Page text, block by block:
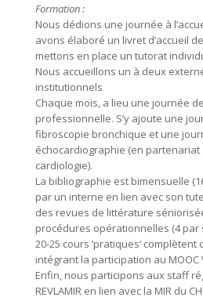
Formation :
Nous dédions une journée à
avons élaboré un livret d’accueil
mettons en place un tutorat
Nous accueillons un à deux
institutionnels
Chaque mois, a lieu une journée
professionnelle. S’y ajoute une
fibroscopie bronchique et une
échocardiographie (en partenariat
cardiologie).
La bibliographie est bimensuelle
par un interne en lien avec son
des revues de littérature
procédures opérationnelles (4 par
20-25 cours ‘pratiques’
intégrant la participation au
Enfin, nous participons aux staff
REVLAMIR en lien avec la MIR du